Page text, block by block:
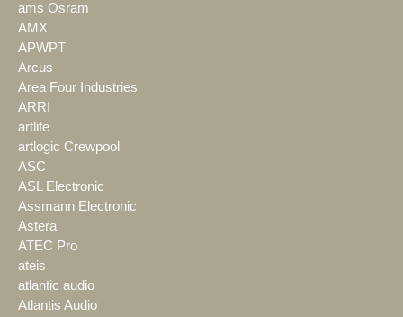
ams Osram
AMX
APWPT
Arcus
Area Four Industries
ARRI
artlife
artlogic Crewpool
ASC
ASL Electronic
Assmann Electronic
Astera
ATEC Pro
ateis
atlantic audio
Atlantis Audio